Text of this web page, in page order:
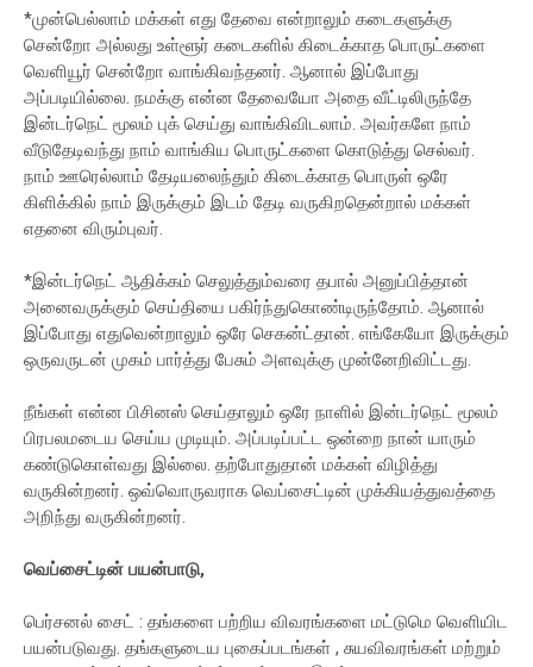
*முன்பெல்லாம் மக்கள் எது தேவை என்றாலும் கடைகளுக்கு
சென்றோ அல்லது உள்ளூர் கடைகளில் கிடைக்காத பொருட்களை
வெளியூர் சென்றோ வாங்கிவந்தனர். ஆனால் இப்போது
அப்படியில்லை. நமக்கு என்ன தேவையோ அதை வீட்டிலிருந்தே
இன்டர்நெட் மூலம் புக் செய்து வாங்கிவிடலாம். அவர்களே நாம்
வீடுதேடிவந்து நாம் வாங்கிய பொருட்களை கொடுத்து செல்வர்.
நாம் ஊரெல்லாம் தேடியலைந்தும் கிடைக்காத பொருள் ஒரே
கிளிக்கில் நாம் இருக்கும் இடம் தேடி வருகிறதென்றால் மக்கள்
எதனை விரும்புவர்.
*இன்டர்நெட் ஆதிக்கம் செலுத்தும்வரை தபால் அனுப்பித்தான்
அனைவருக்கும் செய்தியை பகிர்ந்துகொண்டிருந்தோம். ஆனால்
இப்போது எதுவென்றாலும் ஒரே செகன்ட்தான். எங்கேயோ இருக்கும்
ஒருவருடன் முகம் பார்த்து பேசும் அளவுக்கு முன்னேறிவிட்டது.
நீங்கள் என்ன பிசினஸ் செய்தாலும் ஒரே நாளில் இன்டர்நெட் மூலம்
பிரபலமடைய செய்ய முடியும். அப்படிப்பட்ட ஒன்றை நான் யாரும்
கண்டுகொள்வது இல்லை. தற்போதுதான் மக்கள் விழித்து
வருகின்றனர். ஒவ்வொருவராக வெப்சைட்டின் முக்கியத்துவத்தை
அறிந்து வருகின்றனர்.
வெப்சைட்டின் பயன்பாடு,
பெர்சனல் சைட் : தங்களை பற்றிய விவரங்களை மட்டுமெ வெளியிட
பயன்படுவது. தங்களுடைய புகைப்படங்கள் , சுயவிவரங்கள் மற்றும்